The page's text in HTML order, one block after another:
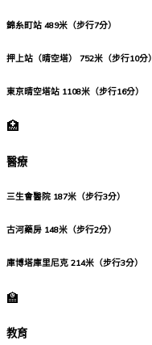
錦糸町站 489米（步行7分）
押上站（晴空塔） 752米（步行10分）
東京晴空塔站 1108米（步行16分）
🏥
醫療
三生會醫院 187米（步行3分）
古河藥房 148米（步行2分）
庫博塔庫里尼克 214米（步行3分）
🏫
教育